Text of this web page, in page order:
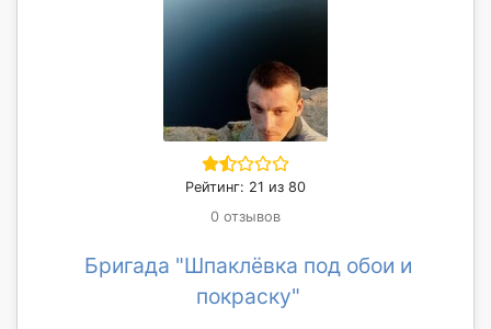
Рейтинг: 21 из 80
0 отзывов
Бригада "Шпаклёвка под обои и
покраску"